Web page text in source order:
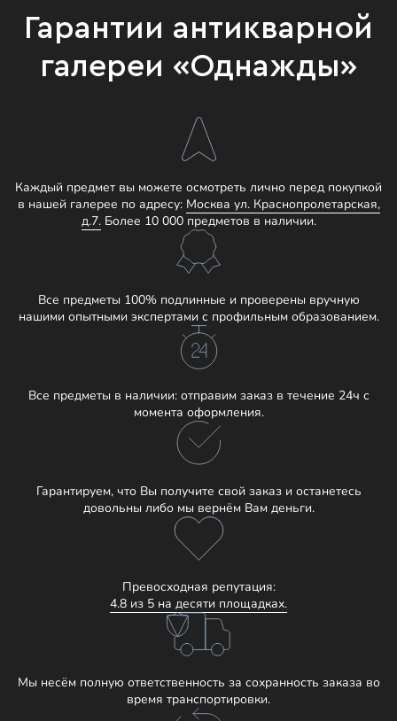
Гарантии антикварной
галереи «Однажды»
Каждый предмет вы можете осмотреть лично перед покупкой
в нашей галерее по адресу: Москва ул. Краснопролетарская,
д.7.Более 10 000 предметов в наличии.
Все предметы 100% подлинные и проверены вручную
нашими опытными экспертами с профильным образованием.
Все предметы в наличии: отправим заказ в течение 24ч с
момента оформления.
Гарантируем, что Вы получите свой заказ и останетесь
довольны либо мы вернём Вам деньги.
Превосходная репутация:
4.8 из 5 на десяти площадках.
Мы несём полную ответственность за сохранность заказа во
время транспортировки.